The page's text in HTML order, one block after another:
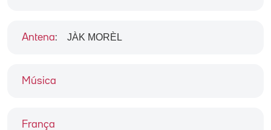
Música
França
Antena: JÀK MORÈL